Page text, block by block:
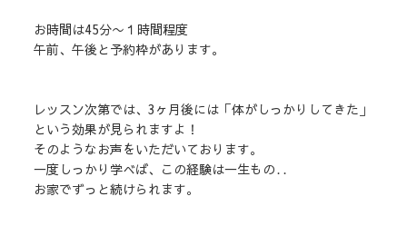
お時間は45分〜１時間程度
午前、午後と予約枠があります。
レッスン次第では、3ヶ月後には「体がしっかりしてきた」
という効果が見られますよ！
そのようなお声をいただいております。
一度しっかり学べば、この経験は一生もの‥
お家でずっと続けられます。